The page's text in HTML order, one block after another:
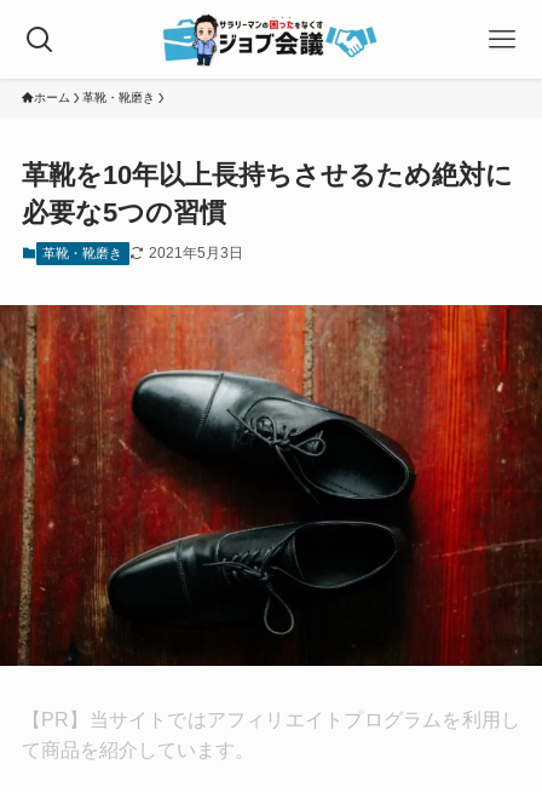
ホーム 革靴・靴磨き
革靴を10年以上長持ちさせるため絶対に
必要な5つの習慣
革靴・靴磨き 2021年5月3日
【PR】当サイトではアフィリエイトプログラムを利用し
て商品を紹介しています。